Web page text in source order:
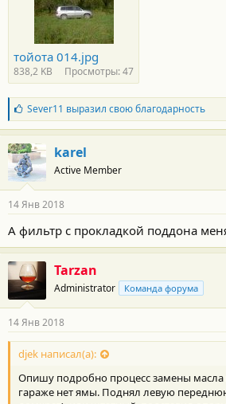
тойота 014.jpg
838,2 KB Просмотры: 47
Б
л
а
г
о
д
а
н
с
т
и
:
Sever11 выразил свою благодарность
karel
Active Member
14 Янв 2018
А фильтр с прокладкой поддона
Tarzan
Administrator Команда форума
14 Янв 2018
djek написал(а):
Опишу подробно процесс замены масла
гараже нет ямы. Поднял левую